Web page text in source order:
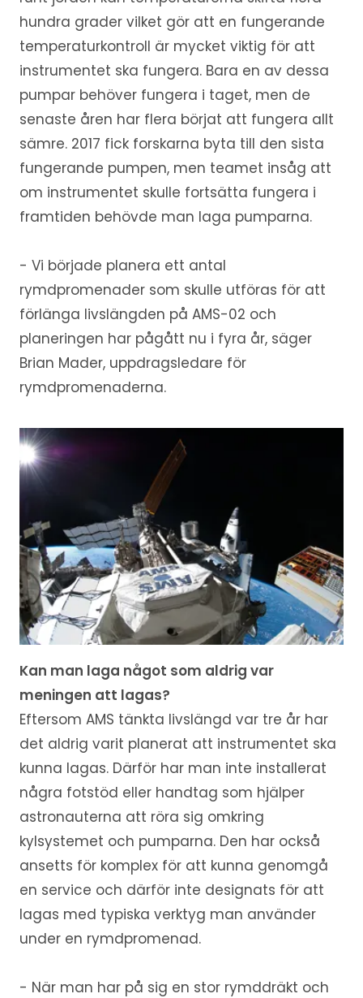
hundra grader vilket gör att en fungerande
temperaturkontroll är mycket viktig för att
instrumentet ska fungera. Bara en av dessa
pumpar behöver fungera i taget, men de
senaste åren har flera börjat att fungera allt
sämre. 2017 fick forskarna byta till den sista
fungerande pumpen, men teamet insåg att
om instrumentet skulle fortsätta fungera i
framtiden behövde man laga pumparna.
- Vi började planera ett antal
rymdpromenader som skulle utföras för att
förlänga livslängden på AMS-02 och
planeringen har pågått nu i fyra år, säger
Brian Mader, uppdragsledare för
rymdpromenaderna.
Kan man laga något som aldrig var
meningen att lagas?
Eftersom AMS tänkta livslängd var tre år har
det aldrig varit planerat att instrumentet ska
kunna lagas. Därför har man inte installerat
några fotstöd eller handtag som hjälper
astronauterna att röra sig omkring
kylsystemet och pumparna. Den har också
ansetts för komplex för att kunna genomgå
en service och därför inte designats för att
lagas med typiska verktyg man använder
under en rymdpromenad.
- När man har på sig en stor rymddräkt och